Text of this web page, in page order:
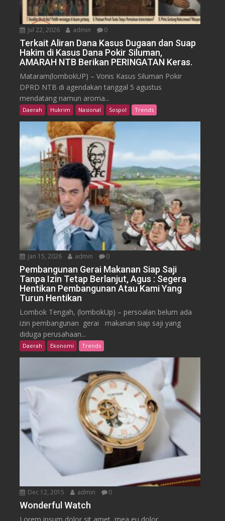
Jul 22, 2026 admin 0
Terkait Aliran Dana Kasus Dugaan dan Suap
Hakim di Kasus Dana Pokir Siluman,
AMARAH NTB Berikan PERINGATAN Keras.
Mataram(lombokUP) – Vonis Kasus Siluman Pokir
DPRD NTB di agendakan tanggal 5 agustus
mendatang namun aroma...
Daerah Hukrim Nasional Sospol Trends
Jan 15, 2026 admin 0
Pembangunan Gerai Makanan Siap Saji
Tanpa Izin Tetap Berlanjut, Agus : Segera
Hentikan Pembangunan Atau Kami Yang
Turun Hentikan
Lombok Tengah, (lombokUp) – persoalan belum ada
izin pembangunan gerai makanan siap saji yang
diduga perusahaan...
Daerah Ekonomi Trends
Dec 12, 2015 admin 0
Wonderful Watch